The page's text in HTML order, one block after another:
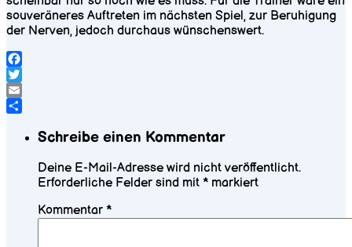
souveräneres Auftreten im nächsten Spiel, zur Beruhigung
der Nerven, jedoch durchaus wünschenswert.
Facebook
Twitter
Email
Schreibe einen Kommentar
Deine E-Mail-Adresse wird nicht veröffentlicht.
Erforderliche Felder sind mit * markiert
Kommentar *